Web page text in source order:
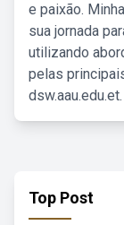
e paixão.
sua jornada
utilizando
pelas
dsw.aau.edu.et.
Top Post